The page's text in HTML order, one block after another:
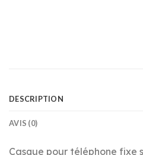
DESCRIPTION
AVIS (0)
Casque pour téléphone fixe